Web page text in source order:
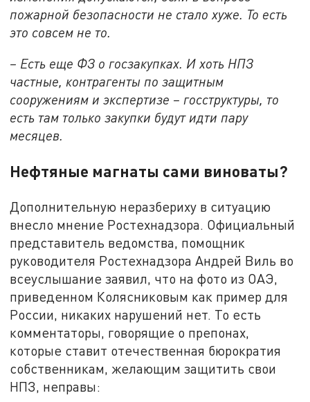
пожарной безопасности не стало хуже. То есть
это совсем не то.
– Есть еще ФЗ о госзакупках. И хоть НПЗ
частные, контрагенты по защитным
сооружениям и экспертизе – госструктуры, то
есть там только закупки будут идти пару
месяцев.
Нефтяные магнаты сами виноваты?
Дополнительную неразбериху в ситуацию
внесло мнение Ростехнадзора. Официальный
представитель ведомства, помощник
руководителя Ростехнадзора Андрей Виль во
всеуслышание заявил, что на фото из ОАЭ,
приведенном Колясниковым как пример для
России, никаких нарушений нет. То есть
комментаторы, говорящие о препонах,
которые ставит отечественная бюрократия
собственникам, желающим защитить свои
НПЗ, неправы: